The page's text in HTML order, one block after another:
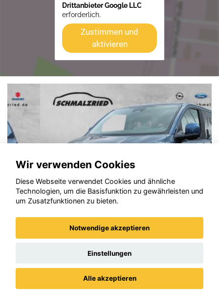
Drittanbieter Google LLC
erforderlich.
Zustimmen und
aktivieren
Ford Tourneo Custom
Wir verwenden Cookies
Diese Webseite verwendet Cookies und ähnliche
Technologien, um die Basisfunktion zu gewährleisten und
um Zusatzfunktionen zu bieten.
Notwendige akzeptieren
Einstellungen
Alle akzeptieren